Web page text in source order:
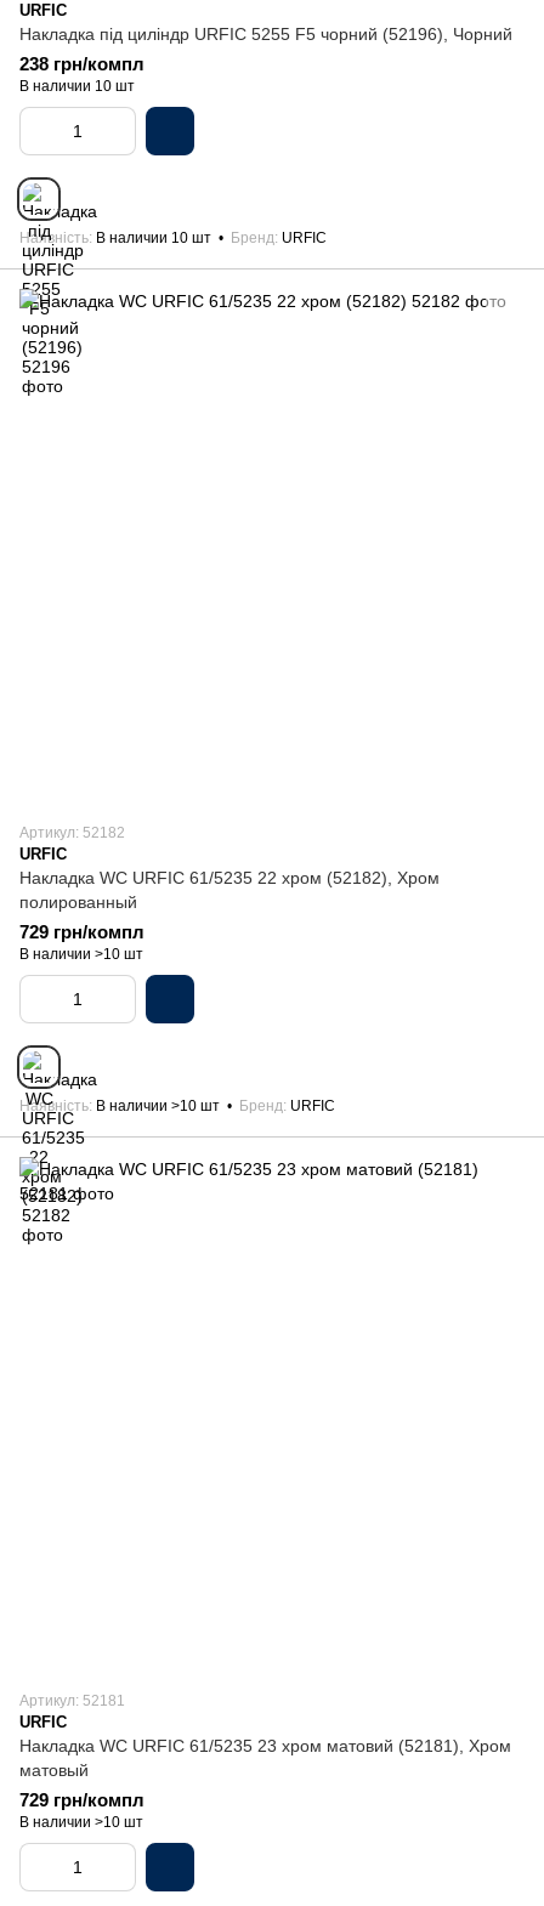
URFIC
Накладка під циліндр URFIC 5255 F5 чорний (52196), Чорний
238 грн/компл
В наличии 10 шт
Наявність В наличии 10 шт Бренд URFIC
Артикул: 52182
URFIC
Накладка WC URFIC 61/5235 22 хром (52182), Хром
полированный
729 грн/компл
В наличии >10 шт
Наявність В наличии >10 шт Бренд URFIC
Артикул: 52181
URFIC
Накладка WC URFIC 61/5235 23 хром матовий (52181), Хром
матовый
729 грн/компл
В наличии >10 шт